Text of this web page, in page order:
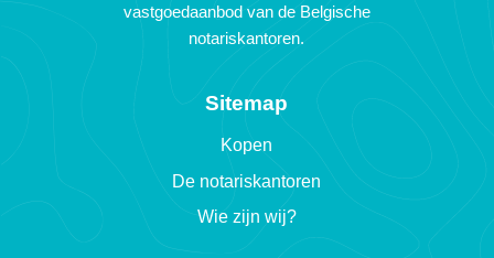
vastgoedaanbod van de Belgische
notariskantoren.
Sitemap
Kopen
De notariskantoren
Wie zijn wij?